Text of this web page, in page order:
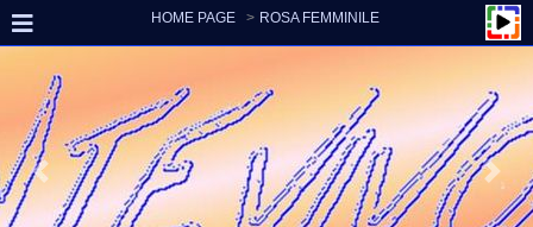
HOME PAGE ROSA FEMMINILE